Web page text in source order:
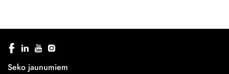
Seko jaunumiem